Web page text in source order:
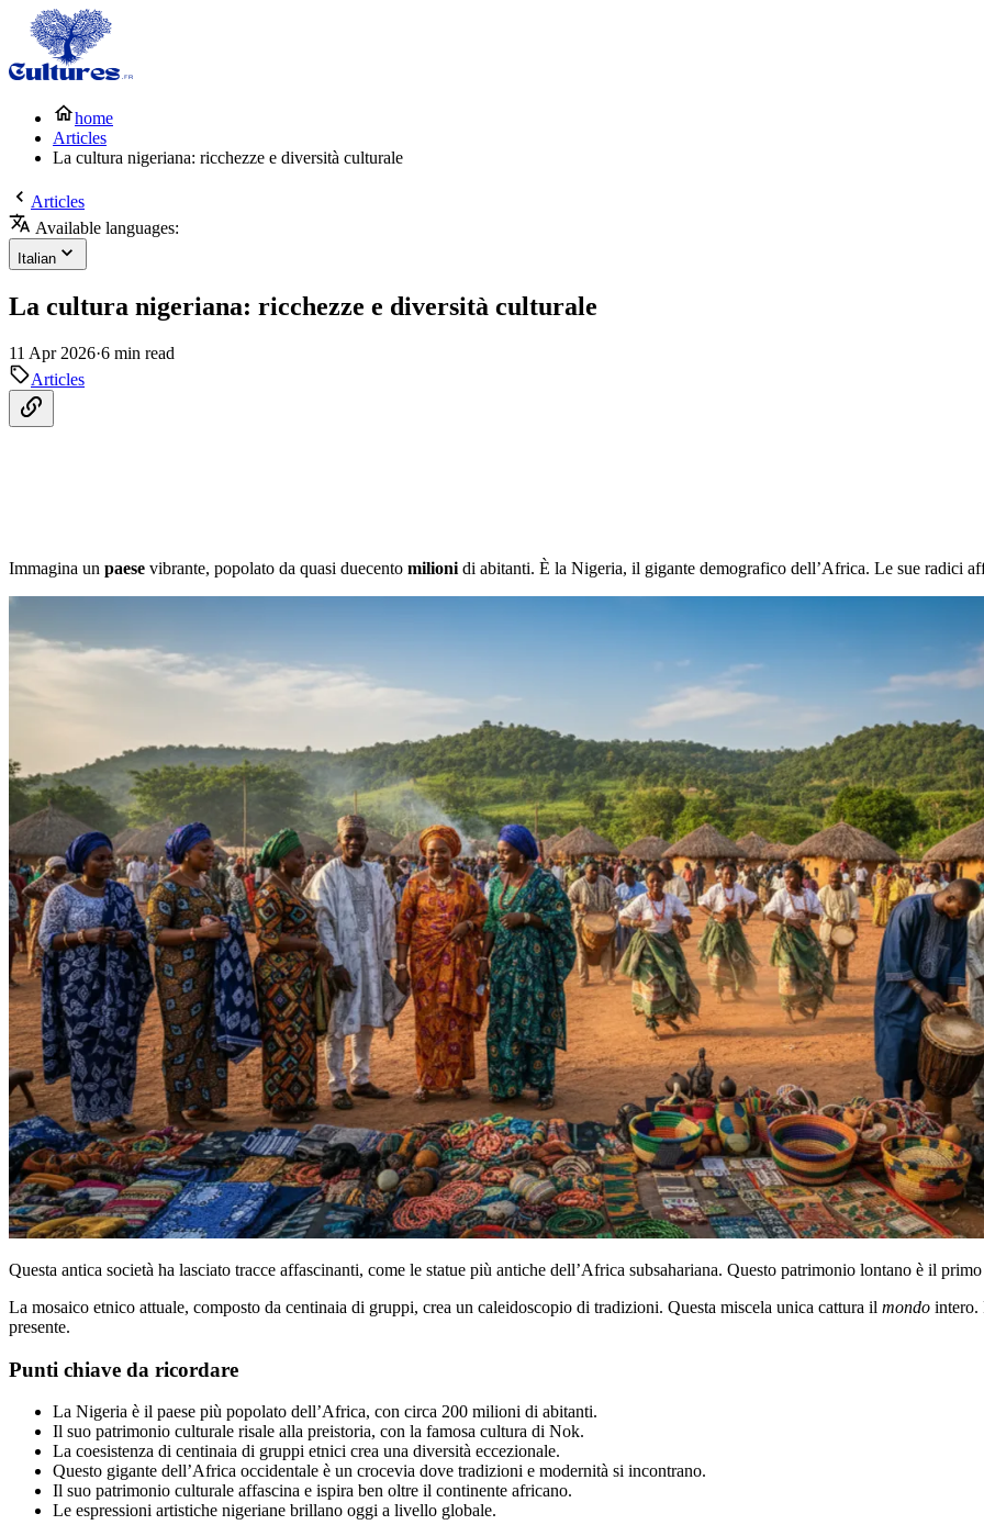
home
Articles
La cultura nigeriana: ricchezze e diversità culturale
Articles
Available languages:
Italian
La cultura nigeriana: ricchezze e diversità culturale
11 Apr 2026·6 min read
Articles
Immagina un paese vibrante, popolato da quasi duecento milioni di abitanti. È la Nigeria, il gigante demografico dell’Africa. Le sue radici
Questa antica società ha lasciato tracce affascinanti, come le statue più antiche dell’Africa subsahariana. Questo patrimonio lontano è il
La mosaico etnico attuale, composto da centinaia di gruppi, crea un caleidoscopio di tradizioni. Questa miscela unica cattura il mondo intero.
presente.
Punti chiave da ricordare
La Nigeria è il paese più popolato dell’Africa, con circa 200 milioni di abitanti.
Il suo patrimonio culturale risale alla preistoria, con la famosa cultura di Nok.
La coesistenza di centinaia di gruppi etnici crea una diversità eccezionale.
Questo gigante dell’Africa occidentale è un crocevia dove tradizioni e modernità si incontrano.
Il suo patrimonio culturale affascina e ispira ben oltre il continente africano.
Le espressioni artistiche nigeriane brillano oggi a livello globale.